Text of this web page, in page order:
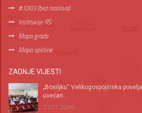
#1003 (bez naslova)
Institucije RS
Mapa grada
Mapa opštine
ZADNJE VIJESTI
„Bosiljku“ Velikogospojinska
uvećan...
13.07.2026